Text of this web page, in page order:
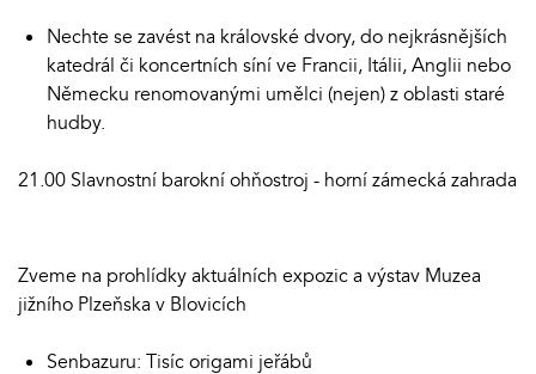
Nechte se zavést na královské dvory, do nejkrásnějších
katedrál či koncertních síní ve Francii, Itálii, Anglii nebo
Německu renomovanými umělci (nejen) z oblasti staré
hudby.
21.00 Slavnostní barokní ohňostroj - horní zámecká zahrada
Zveme na prohlídky aktuálních expozic a výstav Muzea
jižního Plzeňska v Blovicích
Senbazuru: Tisíc origami jeřábů